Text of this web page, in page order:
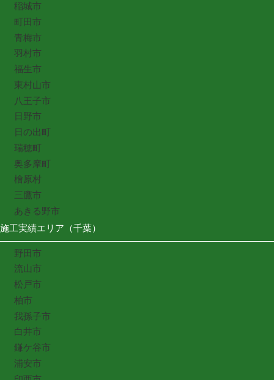
稲城市
町田市
青梅市
羽村市
福生市
東村山市
八王子市
日野市
日の出町
瑞穂町
奥多摩町
檜原村
三鷹市
あきる野市
施工実績エリア（千葉）
野田市
流山市
松戸市
柏市
我孫子市
白井市
鎌ケ谷市
浦安市